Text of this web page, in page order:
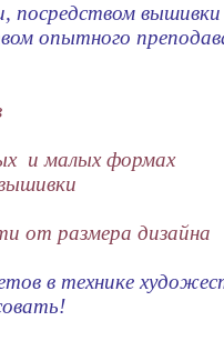
посредством
опытного
и малых формах
от размера дизайна
в технике